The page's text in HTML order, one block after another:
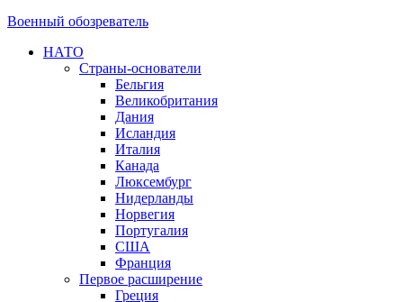
Военный обозреватель
НАТО
Страны-основатели
Бельгия
Великобритания
Дания
Исландия
Италия
Канада
Люксембург
Нидерланды
Норвегия
Португалия
США
Франция
Первое расширение
Греция